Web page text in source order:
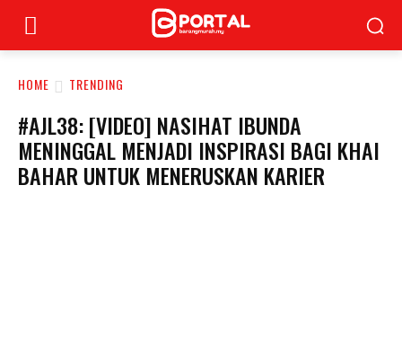
HOME TRENDING
#AJL38: [VIDEO] NASIHAT IBUNDA
MENINGGAL MENJADI INSPIRASI BAGI KHAI
BAHAR UNTUK MENERUSKAN KARIER